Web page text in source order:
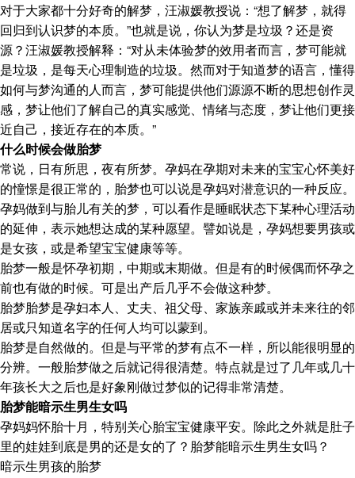
对于大家都十分好奇的解梦，汪淑媛教授说：“想了解梦，就得
回归到认识梦的本质。”也就是说，你认为梦是垃圾？还是资
源？汪淑媛教授解释：“对从未体验梦的效用者而言，梦可能就
是垃圾，是每天心理制造的垃圾。然而对于知道梦的语言，懂得
如何与梦沟通的人而言，梦可能提供他们源源不断的思想创作灵
感，梦让他们了解自己的真实感觉、情绪与态度，梦让他们更接
近自己，接近存在的本质。”
什么时候会做胎梦
常说，日有所思，夜有所梦。孕妈在孕期对未来的宝宝心怀美好
的憧憬是很正常的，胎梦也可以说是孕妈对潜意识的一种反应。
孕妈做到与胎儿有关的梦，可以看作是睡眠状态下某种心理活动
的延伸，表示她想达成的某种愿望。譬如说是，孕妈想要男孩或
是女孩，或是希望宝宝健康等等。
胎梦一般是怀孕初期，中期或末期做。但是有的时候偶而怀孕之
前也有做的时候。可是出产后几乎不会做这种梦。
胎梦胎梦是孕妇本人、丈夫、祖父母、家族亲戚或并未来往的邻
居或只知道名字的任何人均可以蒙到。
胎梦是自然做的。但是与平常的梦有点不一样，所以能很明显的
分辨。一般胎梦做之后就记得很清楚。特点就是过了几年或几十
年孩长大之后也是好象刚做过梦似的记得非常清楚。
胎梦能暗示生男生女吗
孕妈妈怀胎十月，特别关心胎宝宝健康平安。除此之外就是肚子
里的娃娃到底是男的还是女的了？胎梦能暗示生男生女吗？
暗示生男孩的胎梦